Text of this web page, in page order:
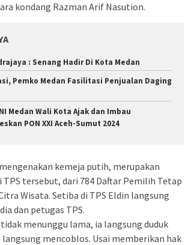
kondang Razman Arif Nasution.
: Senang Hadir Di Kota Medan
Pemko Medan Fasilitasi Penjualan Daging
Medan Wali Kota Ajak dan Imbau
PON XXI Aceh-Sumut 2024
kemeja putih, merupakan
tersebut, dari 784 Daftar Pemilih Tetap
Wisata. Setiba di TPS Eldin langsung
dan petugas TPS.
menunggu lama, ia langsung duduk
mencoblos. Usai memberikan hak